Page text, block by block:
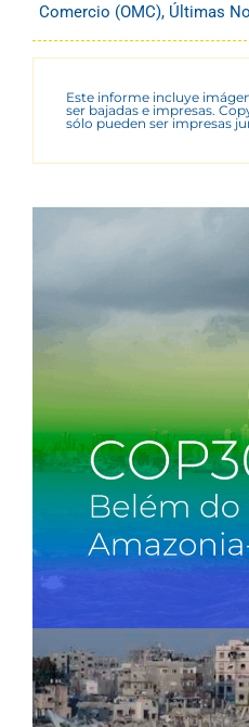
Comercio (OMC), Últimas
Este informe incluye
ser bajadas e impresas.
sólo pueden ser impresas